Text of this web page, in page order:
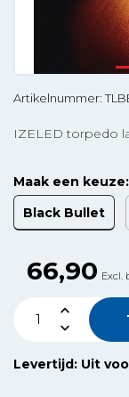
Artikelnummer:
IZELED torpedo
Maak een keuze:
Black Bullet
66,90 Excl.
Levertijd: Uit